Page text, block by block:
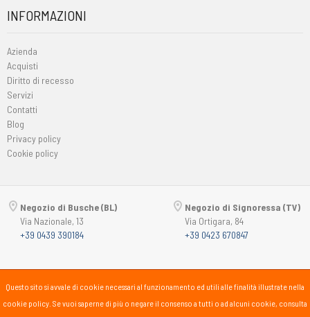
INFORMAZIONI
Azienda
Acquisti
Diritto di recesso
Servizi
Contatti
Blog
Privacy policy
Cookie policy
Negozio di Busche (BL)
Via Nazionale, 13
+39 0439 390184
Negozio di Signoressa (TV)
Via Ortigara, 84
+39 0423 670847
Questo sito si avvale di cookie necessari al funzionamento ed utili alle finalità illustrate nella
cookie policy. Se vuoi saperne di più o negare il consenso a tutti o ad alcuni cookie, consulta